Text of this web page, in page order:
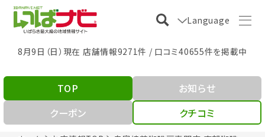
Language
8月9日（日）現在 店舗情報9271件 / 口コミ40655件を掲載中
TOP
お知らせ
クーポン
クチコミ